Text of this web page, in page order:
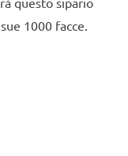
1000 facce.